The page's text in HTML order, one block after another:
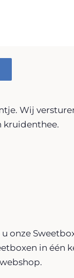
Wij
kruidenthee.
onze
in één